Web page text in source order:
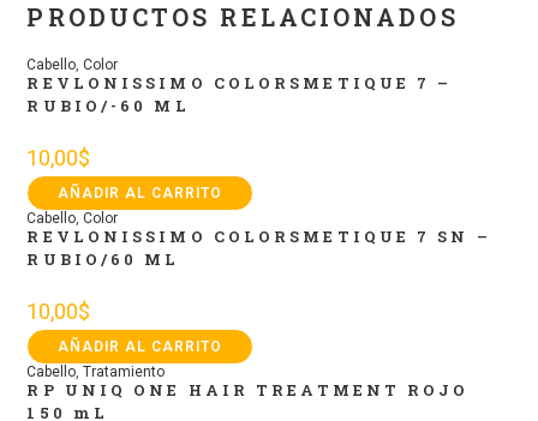
PRODUCTOS RELACIONADOS
Cabello,Color
REVLONISSIMO COLORSMETIQUE 7 –
RUBIO/-60 ML
10,00$
AÑADIR AL CARRITO
Cabello,Color
REVLONISSIMO COLORSMETIQUE 7 SN –
RUBIO/60 ML
10,00$
AÑADIR AL CARRITO
Cabello,Tratamiento
RP UNIQ ONE HAIR TREATMENT ROJO
150 mL